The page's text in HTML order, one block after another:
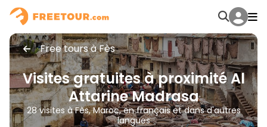
Free tours à Fès
Visites gratuites à proximité Al
Attarine Madrasa
28 visites à Fès, Maroc, en français et dans d'autres
langues